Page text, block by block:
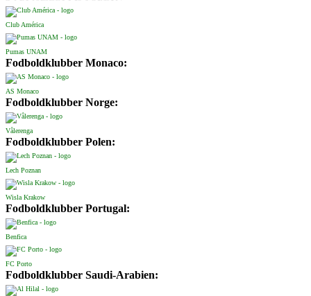
Club América
Pumas UNAM
Fodboldklubber Monaco:
AS Monaco
Fodboldklubber Norge:
Vålerenga
Fodboldklubber Polen:
Lech Poznan
Wisla Krakow
Fodboldklubber Portugal:
Benfica
FC Porto
Fodboldklubber Saudi-Arabien: